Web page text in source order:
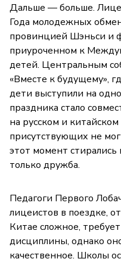
Дальше — больше.
Года молодежных
провинцией Шэньси и
приуроченном к
детей. Центральным
«Вместе к будущему»,
дети выступили на
праздника стало
на русском и
присутствующих не
этот момент стирались
только дружба.
Педагоги Первого
лицеистов в поездке,
Китае сложное,
дисциплины, однако
качественное. Школы